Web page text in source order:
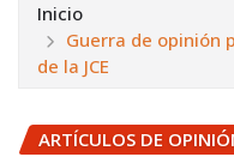
Inicio
Guerra de opinión
de la JCE
ARTÍCULOS DE